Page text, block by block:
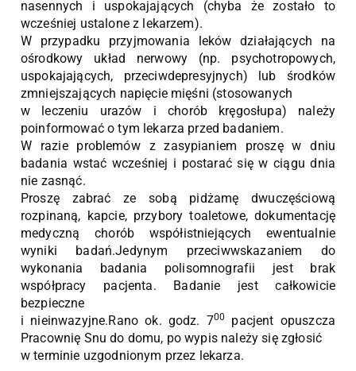
nasennych i uspokajających (chyba że zostało to
wcześniej ustalone z lekarzem).
W przypadku przyjmowania leków działających na
ośrodkowy układ nerwowy (np. psychotropowych,
uspokajających, przeciwdepresyjnych) lub środków
zmniejszających napięcie mięśni (stosowanych
w leczeniu urazów i chorób kręgosłupa) należy
poinformować o tym lekarza przed badaniem.
W razie problemów z zasypianiem proszę w dniu
badania wstać wcześniej i postarać się w ciągu dnia
nie zasnąć.
Proszę zabrać ze sobą pidżamę dwuczęściową
rozpinaną, kapcie, przybory toaletowe, dokumentację
medyczną chorób współistniejących ewentualnie
wyniki badań.Jedynym przeciwwskazaniem do
wykonania badania polisomnografii jest brak
współpracy pacjenta. Badanie jest całkowicie
bezpieczne
i nieinwazyjne.Rano ok. godz. 700
pacjent opuszcza
Pracownię Snu do domu, po wypis należy się zgłosić
w terminie uzgodnionym przez lekarza.